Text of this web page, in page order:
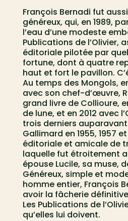
François Bernadi fut
généreux, qui, en 1989,
l’eau d’une modeste
Publications de l’Olivier,
éditoriale pilotée par
fortune, dont à quatre
haut et fort le pavillon.
Au temps des Mongols,
avec son chef-d’œuvre,
grand livre de Collioure,
de lune, et en 2012 avec
trois derniers
Gallimard en 1955, 1957
éditoriale et amicale de
laquelle fut étroitement
épouse Lucile, sa muse,
Généreux, simple et
homme entier, François
avoir la fâcherie
Les Publications de
qu’elles lui doivent.